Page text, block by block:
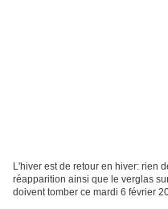
L'hiver est de retour en hiver: rien
réapparition ainsi que le verglas
doivent tomber ce mardi 6 février